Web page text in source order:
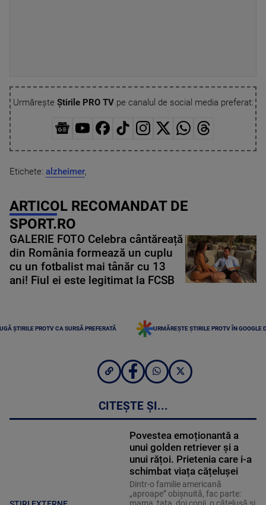
Urmărește Știrile PRO TVpe canalul de social media preferat:
Etichete: alzheimer,
ARTICOL RECOMANDAT DE
SPORT.RO
GALERIE FOTO Celebra cântăreață
din România formează un cuplu
cu un fotbalist mai tânăr cu 13
ani! Fiul ei este legitimat la FCSB
ȘTIRILE PROTV CA SURSĂ PREFERATĂ URMĂREȘTE ȘTIRILE PROTV ÎN GOOGLE
CITEȘTE ȘI...
Povestea emoționantă a
unui golden retriever și a
unui rățoi. Prietenia care i-a
schimbat viața cățelușei
Dintr-o familie americană
„aproape” obișnuită, fac parte: